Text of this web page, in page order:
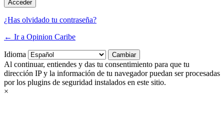
¿Has olvidado tu contraseña?
← Ir a Opinion Caribe
Idioma
Al continuar, entiendes y das tu consentimiento para que tu
dirección IP y la información de tu navegador puedan ser procesadas
por los plugins de seguridad instalados en este sitio.
×